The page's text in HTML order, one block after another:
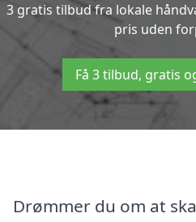
3 gratis tilbud fra lokale
pris uden
Få 3 tilbud, gratis
Drømmer du om at